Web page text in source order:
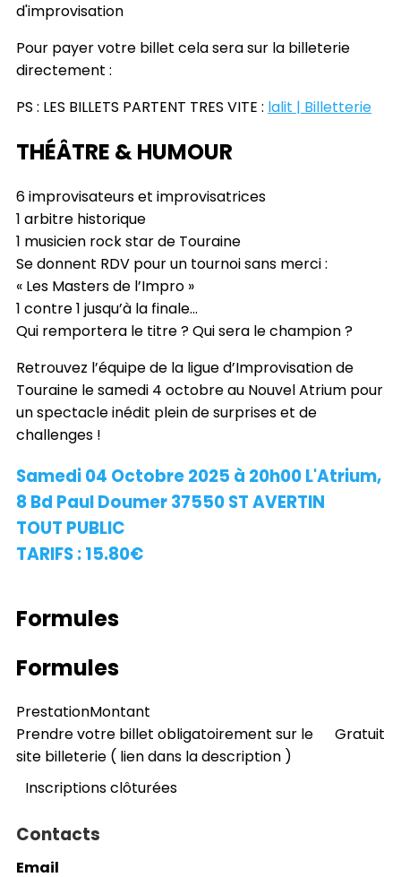
d'improvisation
Pour payer votre billet cela sera sur la billeterie
directement :
PS : LES BILLETS PARTENT TRES VITE : lalit | Billetterie
THÉÂTRE & HUMOUR
6 improvisateurs et improvisatrices
1 arbitre historique
1 musicien rock star de Touraine
Se donnent RDV pour un tournoi sans merci :
« Les Masters de l’Impro »
1 contre 1 jusqu’à la finale…
Qui remportera le titre ? Qui sera le champion ?
Retrouvez l’équipe de la ligue d’Improvisation de
Touraine le samedi 4 octobre au Nouvel Atrium pour
un spectacle inédit plein de surprises et de
challenges !
Samedi 04 Octobre 2025 à 20h00 L'Atrium,
8 Bd Paul Doumer 37550 ST AVERTIN
TOUT PUBLIC
TARIFS : 15.80€
Formules
Formules
PrestationMontant
Prendre votre billet obligatoirement sur le
site billeterie ( lien dans la description )
Gratuit
Inscriptions clôturées
Contacts
Email